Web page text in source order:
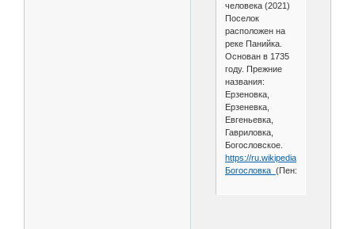
человека (2021)
Поселок
расположен на
реке Панийка.
Основан в 1735
году. Прежние
названия:
Ерзеновка,
Ерзеневка,
Евгеньевка,
Гавриловка,
Богословское.
https://ru.wikipedia.org/wiki/
Богословка_